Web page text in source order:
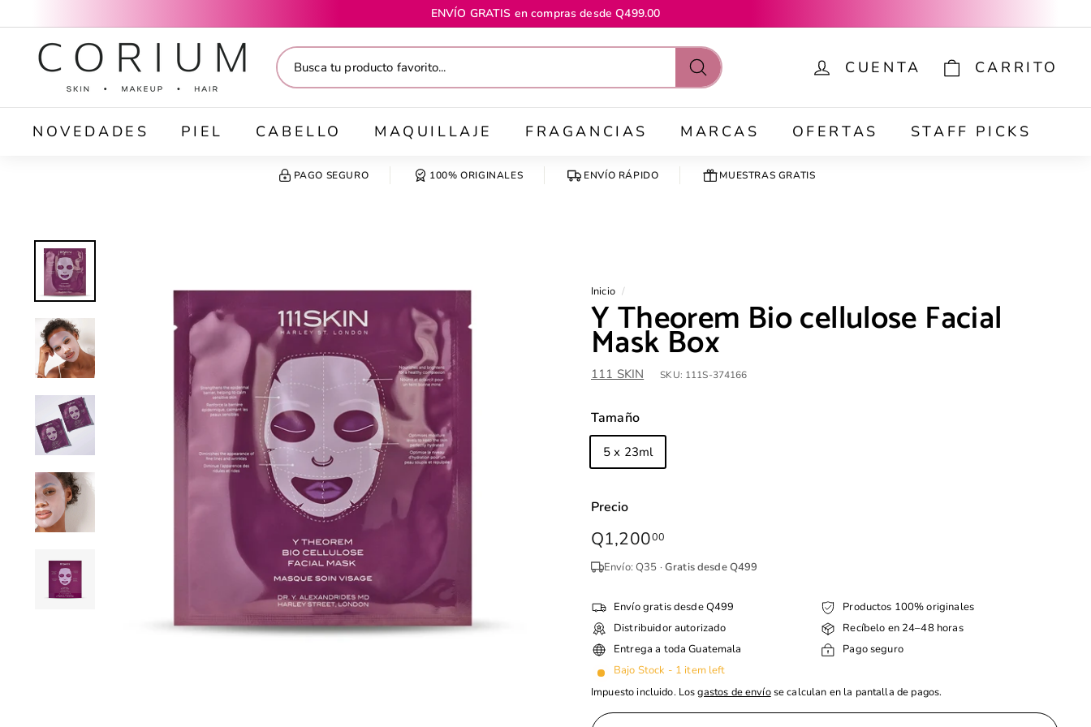
directamente
contenido
ENVÍO GRATIS en compras desde Q499.00
C
O
R
U
M
Buscar
CUENTA CARRITO
NOVEDADES PIEL CABELLO MAQUILLAJE FRAGANCIAS MARCAS OFERTAS STAFF PICKS
PAGO SEGURO 100% ORIGINALES ENVÍO RÁPIDO MUESTRAS GRATIS
Inicio /
Y Theorem Bio cellulose Facial
Mask Box
111 SKIN SKU: 111S-374166
Tamaño
5 x 23ml
Precio
Precio
Precio
oferta
Q1,20000
Envío: Q35 · Gratis desde Q499
Envío gratis desde Q499
Productos 100% originales
Distribuidor autorizado
Recíbelo en 24–48 horas
Entrega a toda Guatemala
Pago seguro
Bajo Stock - 1 item left
Impuesto incluido. Losgastos de envíose calculan en la pantalla de pagos.